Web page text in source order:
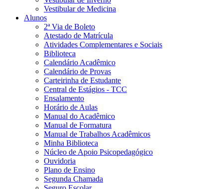
Vestibular de Medicina
Alunos
2ª Via de Boleto
Atestado de Matrícula
Atividades Complementares e Sociais
Biblioteca
Calendário Acadêmico
Calendário de Provas
Carteirinha de Estudante
Central de Estágios - TCC
Ensalamento
Horário de Aulas
Manual do Acadêmico
Manual de Formatura
Manual de Trabalhos Acadêmicos
Minha Biblioteca
Núcleo de Apoio Psicopedagógico
Ouvidoria
Plano de Ensino
Segunda Chamada